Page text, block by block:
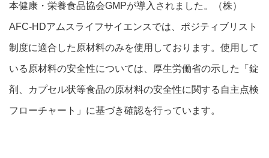
本健康・栄養食品協会GMPが導入されました。（株）
AFC-HDアムスライフサイエンスでは、ポジティブリスト
制度に適合した原材料のみを使用しております。使用して
いる原材料の安全性については、厚生労働省の示した「錠
剤、カプセル状等食品の原材料の安全性に関する自主点検
フローチャート」に基づき確認を行っています。